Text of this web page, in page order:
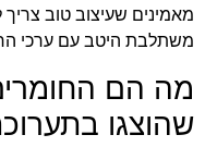
מאמינים שעיצוב טוב צריך
משתלבת היטב עם ערכי
מה הם
שהוצגו